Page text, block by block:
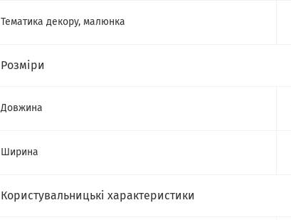
Тематика декору, малюнка
Розміри
Довжина
Ширина
Користувальницькі характеристики